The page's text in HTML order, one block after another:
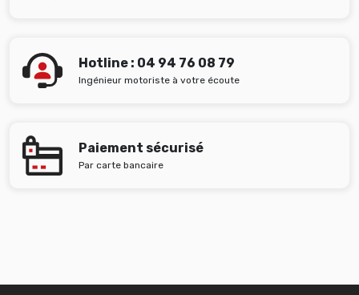
Hotline : 04 94 76 08 79
Ingénieur motoriste à votre écoute
Paiement sécurisé
Par carte bancaire